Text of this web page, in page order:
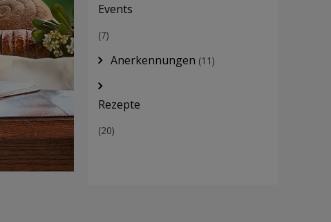
Events
(7)
Anerkennungen (11)
Rezepte
(20)